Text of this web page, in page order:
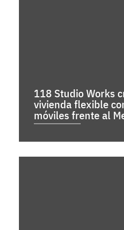
118 Studio Works
vivienda flexible
móviles frente al